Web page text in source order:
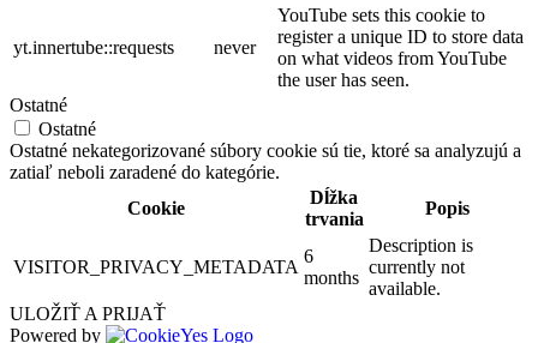
yt.innertube::requests never
YouTube sets this cookie to
register a unique ID to store data
on what videos from YouTube
the user has seen.
Ostatné
Ostatné
Ostatné nekategorizované súbory cookie sú tie, ktoré sa analyzujú a
zatiaľ neboli zaradené do kategórie.
Cookie
Dĺžka
trvania
Popis
VISITOR_PRIVACY_METADATA
6
months
Description is
currently not
available.
ULOŽIŤ A PRIJAŤ
Powered by